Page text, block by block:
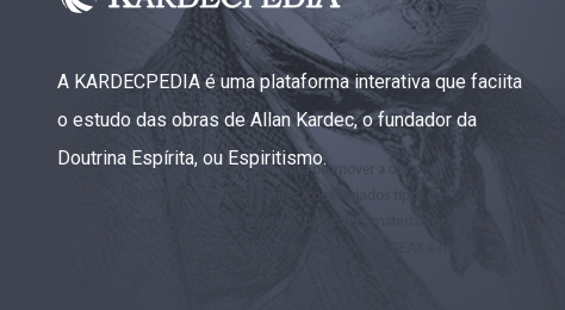
A KARDECPEDIA é uma plataforma interativa que faciita
o estudo das obras de Allan Kardec, o fundador da
Doutrina Espírita, ou Espiritismo.